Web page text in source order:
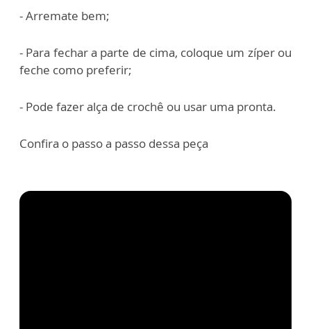
- Arremate bem;
- Para fechar a parte de cima, coloque um zíper ou
feche como preferir;
- Pode fazer alça de crochê ou usar uma pronta.
Confira o passo a passo dessa peça